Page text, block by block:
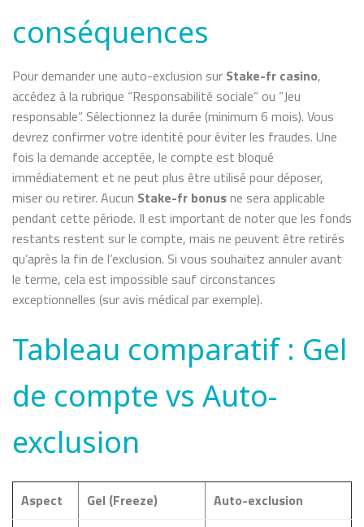
conséquences
Pour demander une auto-exclusion sur Stake-fr casino,
accédez à la rubrique “Responsabilité sociale” ou “Jeu
responsable”. Sélectionnez la durée (minimum 6 mois). Vous
devrez confirmer votre identité pour éviter les fraudes. Une
fois la demande acceptée, le compte est bloqué
immédiatement et ne peut plus être utilisé pour déposer,
miser ou retirer. Aucun Stake-fr bonusne sera applicable
pendant cette période. Il est important de noter que les fonds
restants restent sur le compte, mais ne peuvent être retirés
qu’après la fin de l’exclusion. Si vous souhaitez annuler avant
le terme, cela est impossible sauf circonstances
exceptionnelles (sur avis médical par exemple).
Tableau comparatif : Gel
de compte vs Auto-
exclusion
Aspect Gel (Freeze) Auto-exclusion